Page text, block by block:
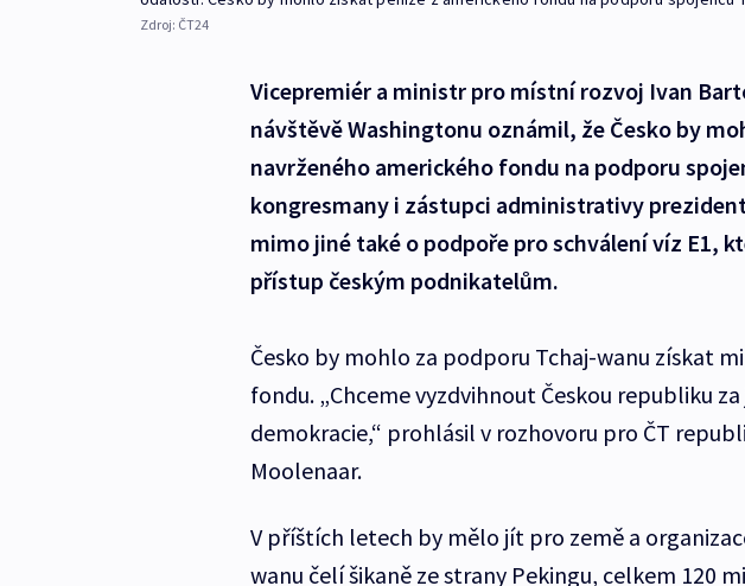
Zdroj: ČT24
Vicepremiér a ministr pro místní rozvoj Ivan
návštěvě Washingtonu oznámil, že Česko by
navrženého amerického fondu na podporu
kongresmany i zástupci administrativy
mimo jiné také o podpoře pro schválení víz E1,
přístup českým podnikatelům.
Česko by mohlo za podporu Tchaj-wanu získat
fondu. „Chceme vyzdvihnout Českou republiku
demokracie,“ prohlásil v rozhovoru pro ČT
Moolenaar.
V příštích letech by mělo jít pro země a
wanu čelí šikaně ze strany Pekingu, celkem 120